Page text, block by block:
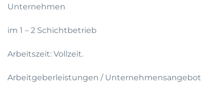
Unternehmen
im 1 – 2 Schichtbetrieb
Arbeitszeit: Vollzeit.
Arbeitgeberleistungen / Unternehmensangebot